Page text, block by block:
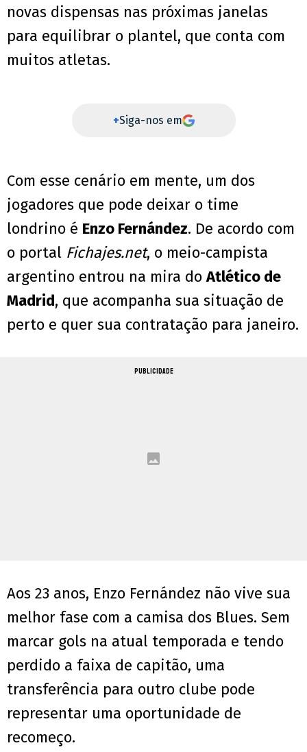
novas dispensas nas próximas janelas
para equilibrar o plantel, que conta com
muitos atletas.
+Siga-nos em
Com esse cenário em mente, um dos
jogadores que pode deixar o time
londrino é Enzo Fernández. De acordo com
o portal Fichajes.net, o meio-campista
argentino entrou na mira doAtlético de
Madrid, que acompanha sua situação de
perto e quer sua contratação para janeiro.
PUBLICIDADE
Aos 23 anos, Enzo Fernández não vive sua
melhor fase com a camisa dos Blues. Sem
marcar gols na atual temporada e tendo
perdido a faixa de capitão, uma
transferência para outro clube pode
representar uma oportunidade de
recomeço.